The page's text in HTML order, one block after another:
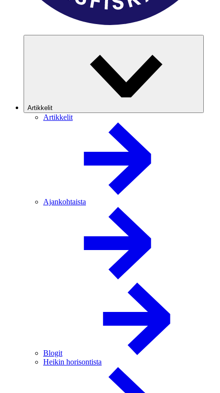
Artikkelit
Artikkelit
Ajankohtaista
Blogit
Heikin horisontista